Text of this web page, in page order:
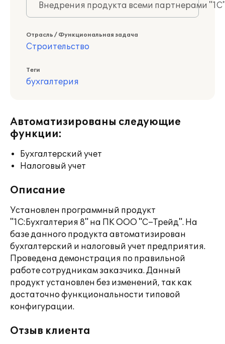
Внедрения продукта всеми партнерами
Отрасль / Функциональная задача
Строительство
Теги
бухгалтерия
Автоматизированы следующие
функции:
Бухгалтерский учет
Налоговый учет
Описание
Установлен программный продукт
"1С:Бухгалтерия 8" на ПК ООО "С–Трейд". На
базе данного продукта автоматизирован
бухгалтерский и налоговый учет предприятия.
Проведена демонстрация по правильной
работе сотрудникам заказчика. Данный
продукт установлен без изменений, так как
достаточно функциональности типовой
конфигурации.
Отзыв клиента